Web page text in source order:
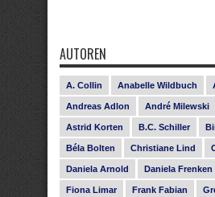
AUTOREN
A. Collin Anabelle Wildbuch
Andreas Adlon André Milewski
Astrid Korten B.C. Schiller
Béla Bolten Christiane Lind
Daniela Arnold Daniela Frenken
Fiona Limar Frank Fabian